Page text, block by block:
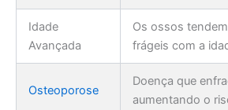
Idade
Avançada
Os ossos
frágeis com a
Osteoporose
Doença que
aumentando o